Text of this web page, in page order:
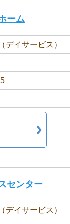
ーム
デイサービス）
センター
デイサービス）